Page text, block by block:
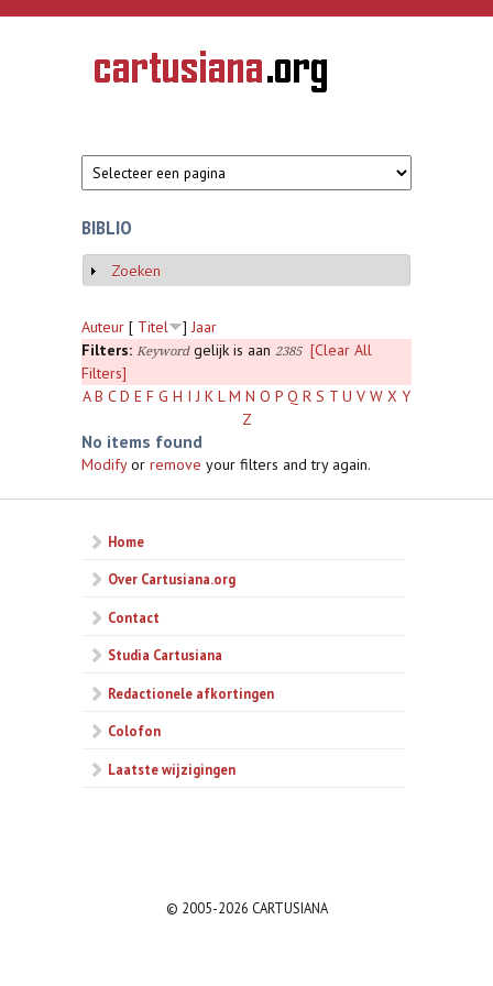
Overslaan en naar de inhoud gaan
CARTUSIANA
Geschiedenis
van de
BIBLIO
Weergeven
Zoeken
Auteur [ Titel ] Jaar
Filters: Keywordgelijk is aan 2385
[Clear All
Filters]
A B C D E F G H I J K L M N O P Q R S T U V W X Y
Z
No items found
Modifyor remove your filters and try again.
Home
Over Cartusiana.org
Contact
Studia Cartusiana
Redactionele afkortingen
Colofon
Laatste wijzigingen
© 2005-2026 CARTUSIANA